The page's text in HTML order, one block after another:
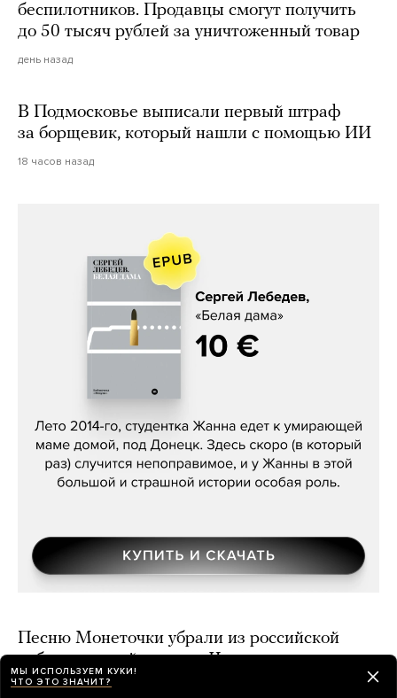
беспилотников. Продавцы смогут получить
до 50 тысяч рублей за уничтоженный товар
день назад
В Подмосковье выписали первый штраф
за борщевик, который нашли с помощью ИИ
18 часов назад
Сергей Лебедев, «Белая дама»
Песню Монеточки убрали из российской
дублированной версии «Человека-паука».
Неделю назад ее вырезали в украинском
МЫ ИСПОЛЬЗУЕМ КУКИ!
ЧТО ЭТО ЗНАЧИТ?